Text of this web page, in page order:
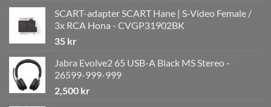
SCART-adapter SCART Hane | S-Video Female /
3x RCA Hona - CVGP31902BK
35 kr
Jabra Evolve2 65 USB-A Black MS Stereo -
26599-999-999
2,500 kr